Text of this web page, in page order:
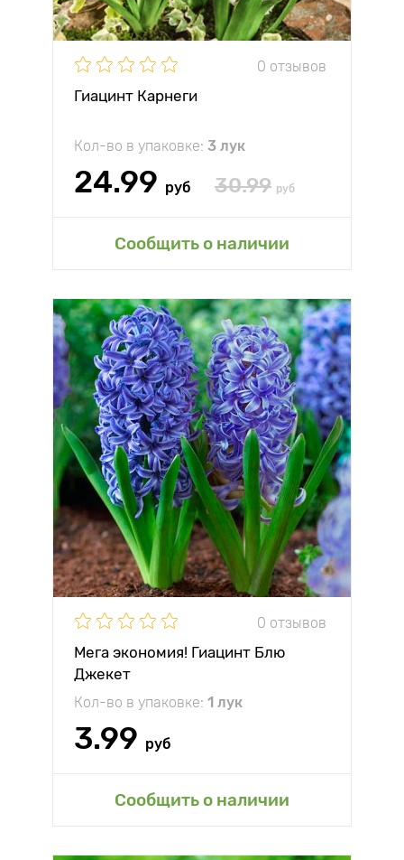
0 отзывов
Гиацинт Карнеги
Кол-во в упаковке: 3 лук
24.99 руб 30.99 руб
Сообщить о наличии
0 отзывов
Мега экономия! Гиацинт Блю
Джекет
Кол-во в упаковке: 1 лук
3.99 руб
Сообщить о наличии